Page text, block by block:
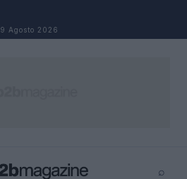
9 Agosto 2026
⌕